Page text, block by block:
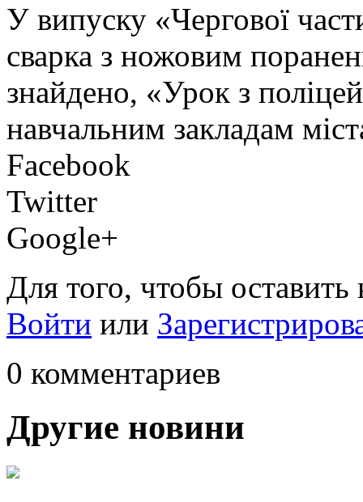
У випуску «Чергової
сварка з ножовим
знайдено, «Урок з
навчальним закладам
Facebook
Twitter
Google+
Для того, чтобы
Войти или
0 комментариев
Другие новини